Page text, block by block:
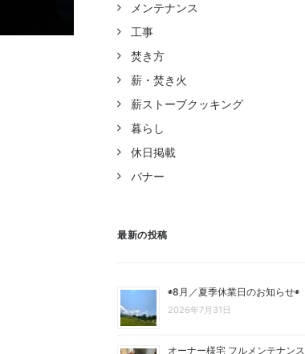
メンテナンス
工事
焚き方
薪・焚き火
薪ストーブクッキング
暮らし
休日掲載
バナー
最新の投稿
◉8月／夏季休業日のお知らせ◉
2026年7月31日
オーナー様宅 フルメンテナンス